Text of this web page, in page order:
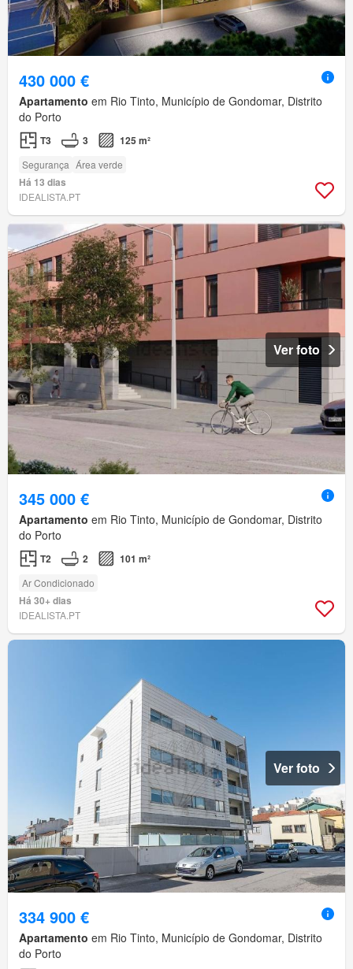
430 000 €
Apartamento em Rio Tinto, Município de Gondomar, Distrito
do Porto
T3 3 125 m²
Segurança Área verde
Há 13 dias
IDEALISTA.PT
Ver foto
345 000 €
Apartamento em Rio Tinto, Município de Gondomar, Distrito
do Porto
T2 2 101 m²
Ar Condicionado
Há 30+ dias
IDEALISTA.PT
Ver foto
334 900 €
Apartamento em Rio Tinto, Município de Gondomar, Distrito
do Porto